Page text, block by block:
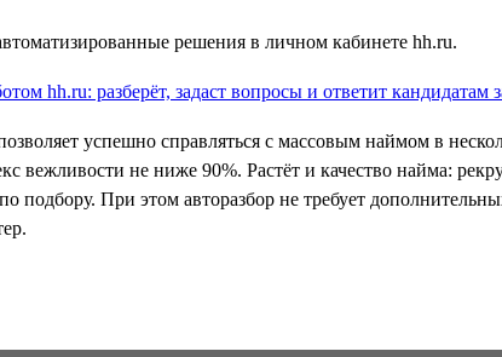
решения в личном кабинете hh.ru.
успешно справляться с массовым наймом в
вежливости не ниже 90%. Растёт и качество найма:
подбору. При этом авторазбор не требует